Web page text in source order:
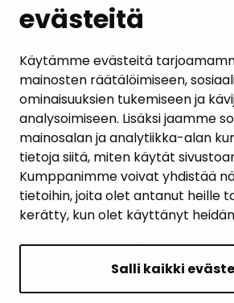
evästeitä
Käytämme evästeitä
mainosten räätälöimiseen,
ominaisuuksien tukemiseen ja
analysoimiseen. Lisäksi jaamme
mainosalan ja analytiikka-alan
tietoja siitä, miten käytät
Kumppanimme voivat yhdistää
tietoihin, joita olet antanut heille
kerätty, kun olet käyttänyt
Salli kaikki
YHTEYSTIEDOT
SIVUN ALKUUN